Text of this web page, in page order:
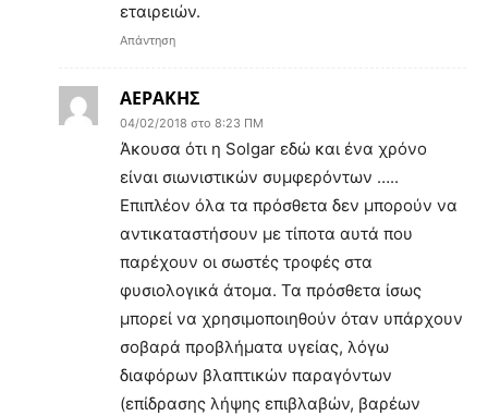
εταιρειών.
Απάντηση
ΑΕΡΑΚΗΣ
04/02/2018 στο 8:23 ΠΜ
Άκουσα ότι η Solgar εδώ και ένα χρόνο
είναι σιωνιστικών συμφερόντων …..
Επιπλέον όλα τα πρόσθετα δεν μπορούν να
αντικαταστήσουν με τίποτα αυτά που
παρέχουν οι σωστές τροφές στα
φυσιολογικά άτομα. Τα πρόσθετα ίσως
μπορεί να χρησιμοποιηθούν όταν υπάρχουν
σοβαρά προβλήματα υγείας, λόγω
διαφόρων βλαπτικών παραγόντων
(επίδρασης λήψης επιβλαβών, βαρέων